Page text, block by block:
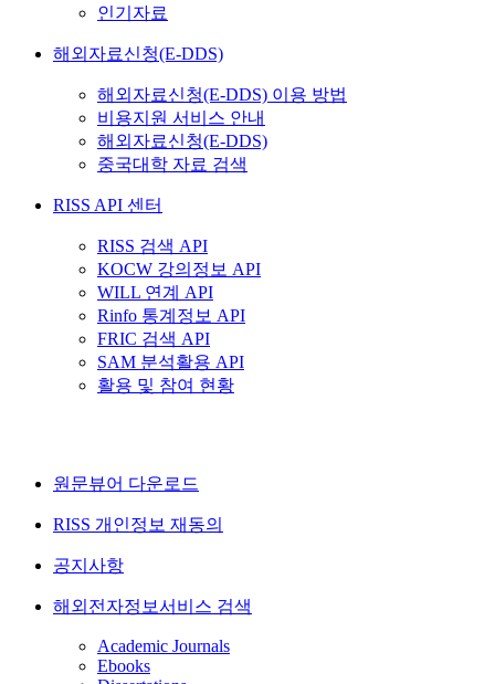
인기자료
해외자료신청(E-DDS)
해외자료신청(E-DDS) 이용 방법
비용지원 서비스 안내
해외자료신청(E-DDS)
중국대학 자료 검색
RISS API 센터
RISS 검색 API
KOCW 강의정보 API
WILL 연계 API
Rinfo 통계정보 API
FRIC 검색 API
SAM 분석활용 API
활용 및 참여 현황
원문뷰어 다운로드
RISS 개인정보 재동의
공지사항
해외전자정보서비스 검색
Academic Journals
Ebooks